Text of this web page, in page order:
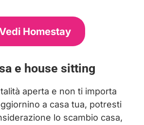
Homestay
e house sitting
aperta e non ti importa
a casa tua, potresti
lo scambio casa,